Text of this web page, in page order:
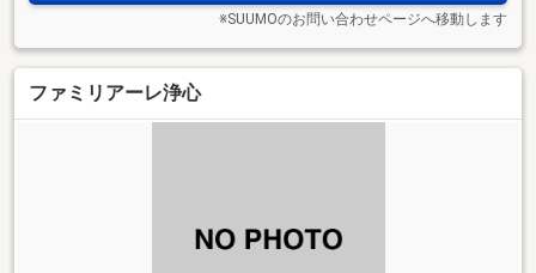
※SUUMOのお問い合わせページへ移動します
ファミリアーレ浄心